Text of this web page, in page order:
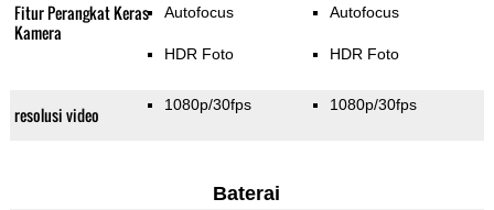
Fitur Perangkat Keras
Kamera
Autofocus
HDR Foto
Autofocus
HDR Foto
resolusi video 1080p/30fps 1080p/30fps
Baterai